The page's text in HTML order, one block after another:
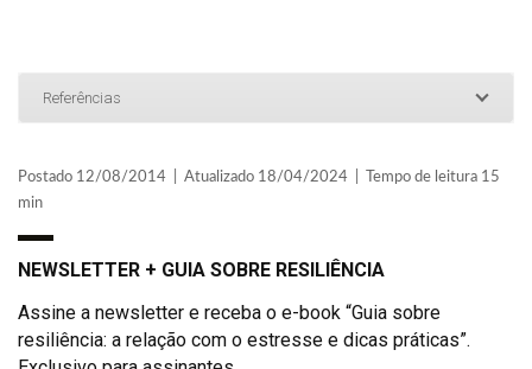
Referências
Postado 12/08/2014 | Atualizado 18/04/2024 | Tempo de leitura 15
min
NEWSLETTER + GUIA SOBRE RESILIÊNCIA
Assine a newsletter e receba o e-book “Guia sobre
resiliência: a relação com o estresse e dicas práticas”.